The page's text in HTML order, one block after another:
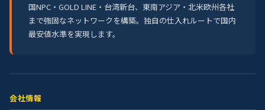
国NPC・GOLD LINE・台湾新台、東南アジア・北米欧州各社
まで強固なネットワークを構築。独自の仕入れルートで国内
最安値水準を実現します。
会社情報